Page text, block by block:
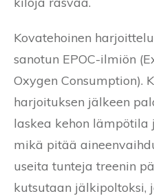
Kovatehoinen
sanotun EPOC-ilmiön
Oxygen Consumption).
harjoituksen jälkeen
laskea kehon lämpötila
mikä pitää
useita tunteja treenin
kutsutaan jälkipoltoksi,